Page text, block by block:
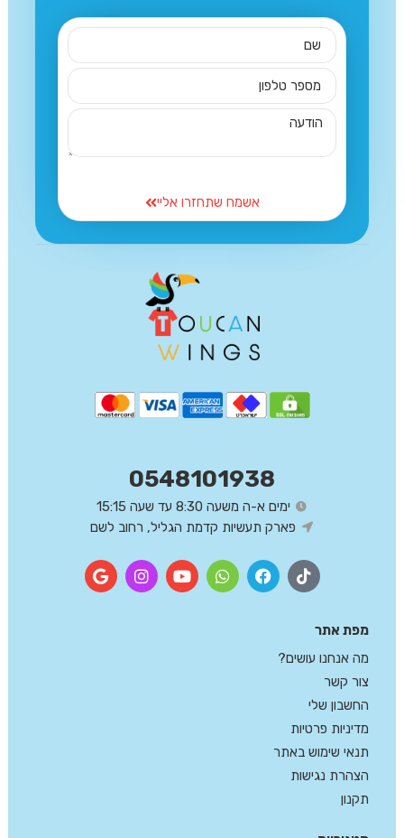
אשמח שתחזרו אליי
מפת אתר
מה אנחנו עושים?
צור קשר
החשבון שלי
מדיניות פרטיות
תנאי שימוש באתר
הצהרת נגישות
תקנון
0548101938
ימים א-ה משעה 8:30 עד שעה 15:15
פארק תעשיות קדמת הגליל, רחוב לשם